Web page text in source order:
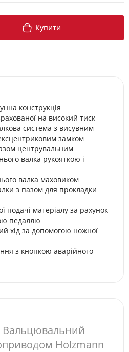
Купити
конструкція
на високий тиск
система з висувним
замком
центрувальним
валка рукояткою і
валка маховиком
з пазом для прокладки
подачі матеріалу за рахунок
педаллю
хід за допомогою ножної
з кнопкою аварійного
Вальцювальний
Holzmann